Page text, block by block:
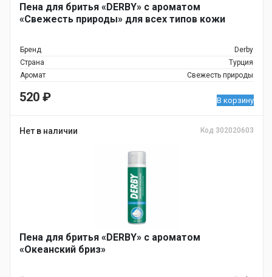
Пена для бритья «DERBY» с ароматом
«Свежесть природы» для всех типов кожи
Бренд
Derby
Страна
Турция
Аромат
Свежесть природы
520 ₽ В корзину
Нет в наличии Код 302020603
Пена для бритья «DERBY» с ароматом
«Океанский бриз»